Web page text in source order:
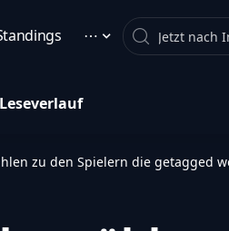
⋯ Search
Leseverlauf
zu den Spielern die getagged